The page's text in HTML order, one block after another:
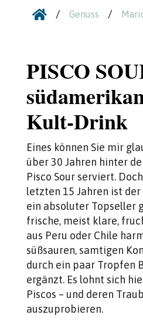
 / Genuss /
PISCO
Kult-Drink
Eines können Sie mir
über 30 Jahren hinter
Pisco Sour serviert.
letzten 15 Jahren ist
ein absoluter Topseller
frische, meist klare,
aus Peru oder Chile
süßsauren, samtigen
durch ein paar Tropfen
ergänzt. Es lohnt sich
Piscos – und deren
auszuprobieren.